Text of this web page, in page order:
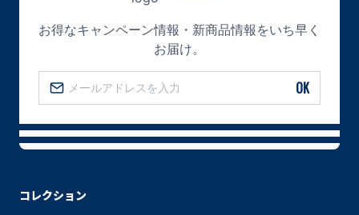
コレクション
お得なキャンペーン情報・新商品情報をいち早く
お届け。
OK